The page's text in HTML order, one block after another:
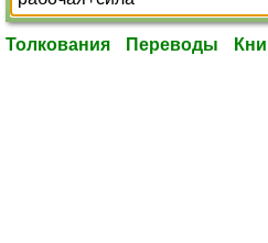
Толкования Переводы